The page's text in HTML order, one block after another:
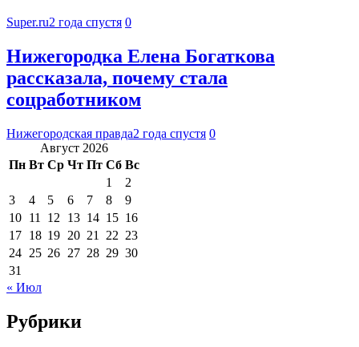
Super.ru2 года спустя 0
Нижегородка Елена Богаткова
рассказала, почему стала
соцработником
Нижегородская правда2 года спустя 0
Август 2026
Пн Вт Ср Чт Пт Сб Вс
1
2
3
4 5 6 7 8
9
10 11 12 13 14 15 16
17 18 19 20 21 22 23
24 25 26 27 28 29 30
31
« Июл
Рубрики